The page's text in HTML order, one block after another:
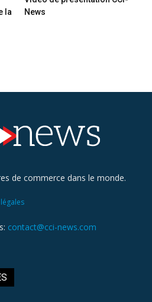
la
News
de commerce dans le monde.
contact@cci-news.com